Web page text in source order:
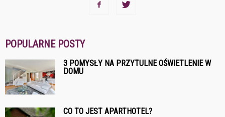
POPULARNE POSTY
3 POMYSŁY NA PRZYTULNE OŚWIETLENIE W
DOMU
CO TO JEST APARTHOTEL?